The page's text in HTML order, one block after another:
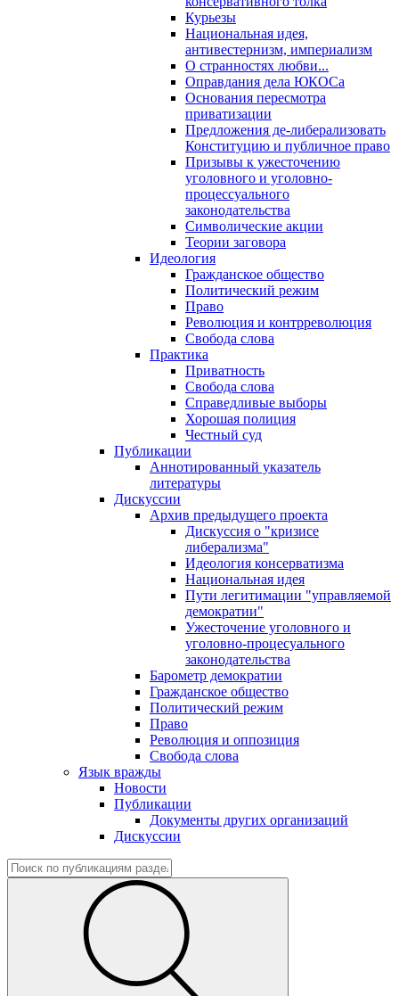
Курьезы
Национальная идея,
антивестернизм, империализм
О странностях любви...
Оправдания дела ЮКОСа
Основания пересмотра
приватизации
Предложения де-либерализовать
Конституцию и публичное право
Призывы к ужесточению
уголовного и уголовно-
процессуального
законодательства
Символические акции
Теории заговора
Идеология
Гражданское общество
Политический режим
Право
Революция и контрреволюция
Свобода слова
Практика
Приватность
Свобода слова
Справедливые выборы
Хорошая полиция
Честный суд
Публикации
Аннотированный указатель
литературы
Дискуссии
Архив предыдущего проекта
Дискуссия о "кризисе
либерализма"
Идеология консерватизма
Национальная идея
Пути легитимации "управляемой
демократии"
Ужесточение уголовного и
уголовно-процесуального
законодательства
Барометр демократии
Гражданское общество
Политический режим
Право
Революция и оппозиция
Свобода слова
Язык вражды
Новости
Публикации
Документы других организаций
Дискуссии